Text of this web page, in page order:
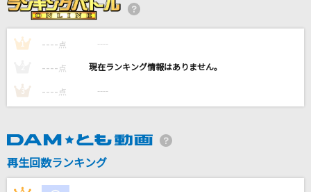
back number
[生音]ツバサ
アンダーグラフ
Doors ～勇気の軌跡～
Janne Da Arc
1 ---- 点 ----
---- 点 ----
3 ---- 点 ----
再生回数ランキング